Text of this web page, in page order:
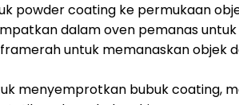
powder coating ke permukaan
dalam oven pemanas
untuk memanaskan
menyemprotkan bubuk coating,